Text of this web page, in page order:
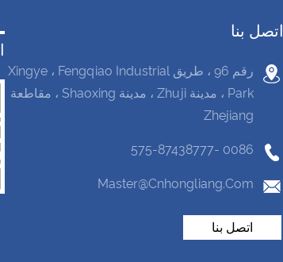
اتصل بنا
رقم 96 ، طريق Xingye ، Fengqiao Industrial
Park ، مدينة Zhuji ، مدينة Shaoxing ، مقاطعة
Zhejiang
0086 -575-87438777
Master@cnhongliang.com
اتصل بنا